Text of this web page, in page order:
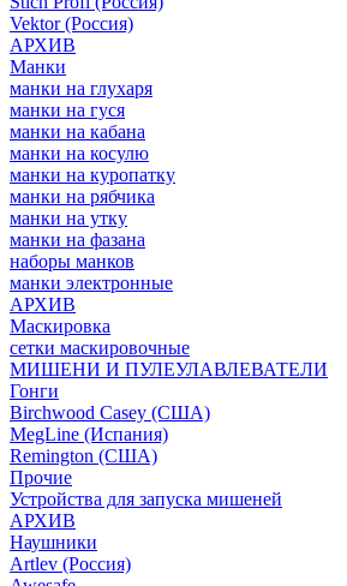
Vektor (Россия)
АРХИВ
Манки
манки на глухаря
манки на гуся
манки на кабана
манки на косулю
манки на куропатку
манки на рябчика
манки на утку
манки на фазана
наборы манков
манки электронные
АРХИВ
Маскировка
сетки маскировочные
МИШЕНИ И ПУЛЕУЛАВЛЕВАТЕЛИ
Гонги
Birchwood Casey (США)
MegLine (Испания)
Remington (США)
Прочие
Устройства для запуска мишеней
АРХИВ
Наушники
Artlev (Россия)